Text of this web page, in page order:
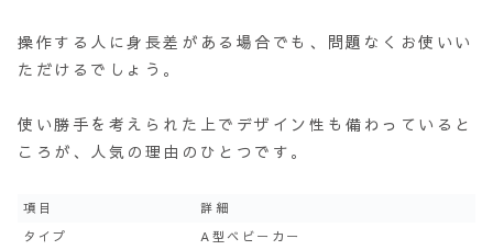
操作する人に身長差がある場合でも、問題なくお使いい
ただけるでしょう。
使い勝手を考えられた上でデザイン性も備わっていると
ころが、人気の理由のひとつです。
項目
詳細
タイプ
A型ベビーカー